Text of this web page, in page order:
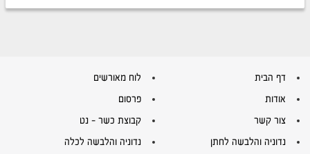
דף הבית
לוח מאורשים
אודות
פרסום
צור קשר
קבוצת כשר – נט
נדוניה והלבשה לחתן
נדוניה והלבשה לכלה